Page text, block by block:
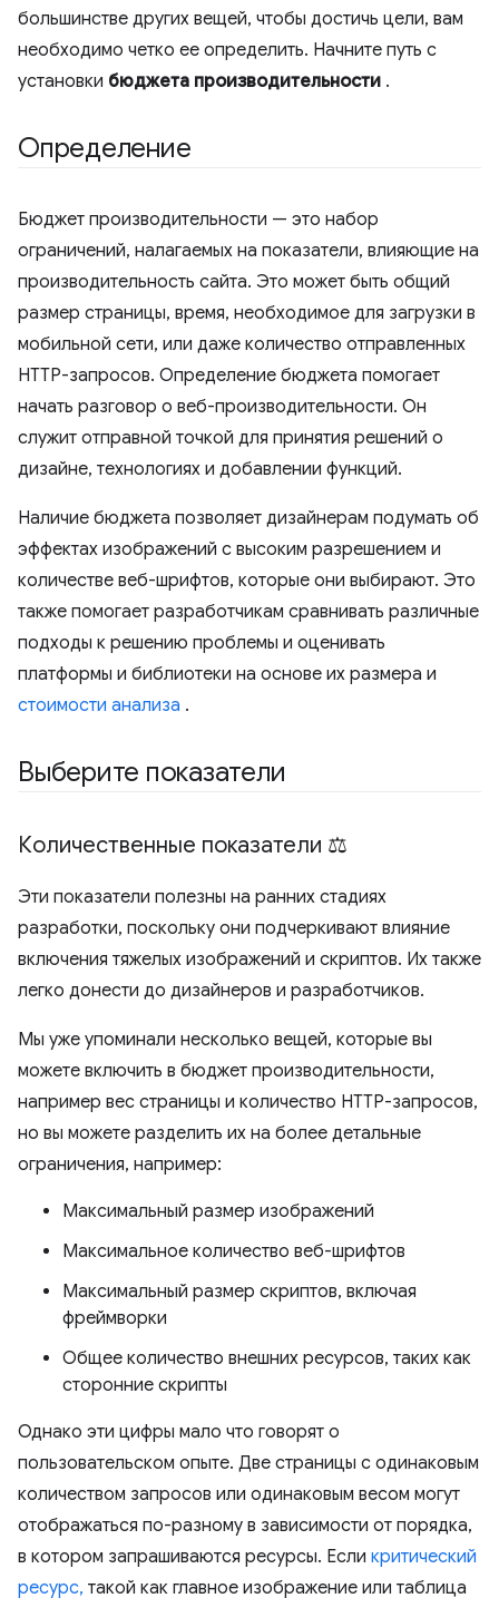
большинстве других вещей, чтобы достичь цели, вам
необходимо четко ее определить. Начните путь с
установки бюджета производительности .
Определение
Бюджет производительности — это набор
ограничений, налагаемых на показатели, влияющие на
производительность сайта. Это может быть общий
размер страницы, время, необходимое для загрузки в
мобильной сети, или даже количество отправленных
HTTP-запросов. Определение бюджета помогает
начать разговор о веб-производительности. Он
служит отправной точкой для принятия решений о
дизайне, технологиях и добавлении функций.
Наличие бюджета позволяет дизайнерам подумать об
эффектах изображений с высоким разрешением и
количестве веб-шрифтов, которые они выбирают. Это
также помогает разработчикам сравнивать различные
подходы к решению проблемы и оценивать
платформы и библиотеки на основе их размера и
стоимости анализа .
Выберите показатели
Количественные показатели ⚖️
Эти показатели полезны на ранних стадиях
разработки, поскольку они подчеркивают влияние
включения тяжелых изображений и скриптов. Их также
легко донести до дизайнеров и разработчиков.
Мы уже упоминали несколько вещей, которые вы
можете включить в бюджет производительности,
например вес страницы и количество HTTP-запросов,
но вы можете разделить их на более детальные
ограничения, например:
Максимальный размер изображений
Максимальное количество веб-шрифтов
Максимальный размер скриптов, включая
фреймворки
Общее количество внешних ресурсов, таких как
сторонние скрипты
Однако эти цифры мало что говорят о
пользовательском опыте. Две страницы с одинаковым
количеством запросов или одинаковым весом могут
отображаться по-разному в зависимости от порядка,
в котором запрашиваются ресурсы. Если критический
ресурс, такой как главное изображение или таблица